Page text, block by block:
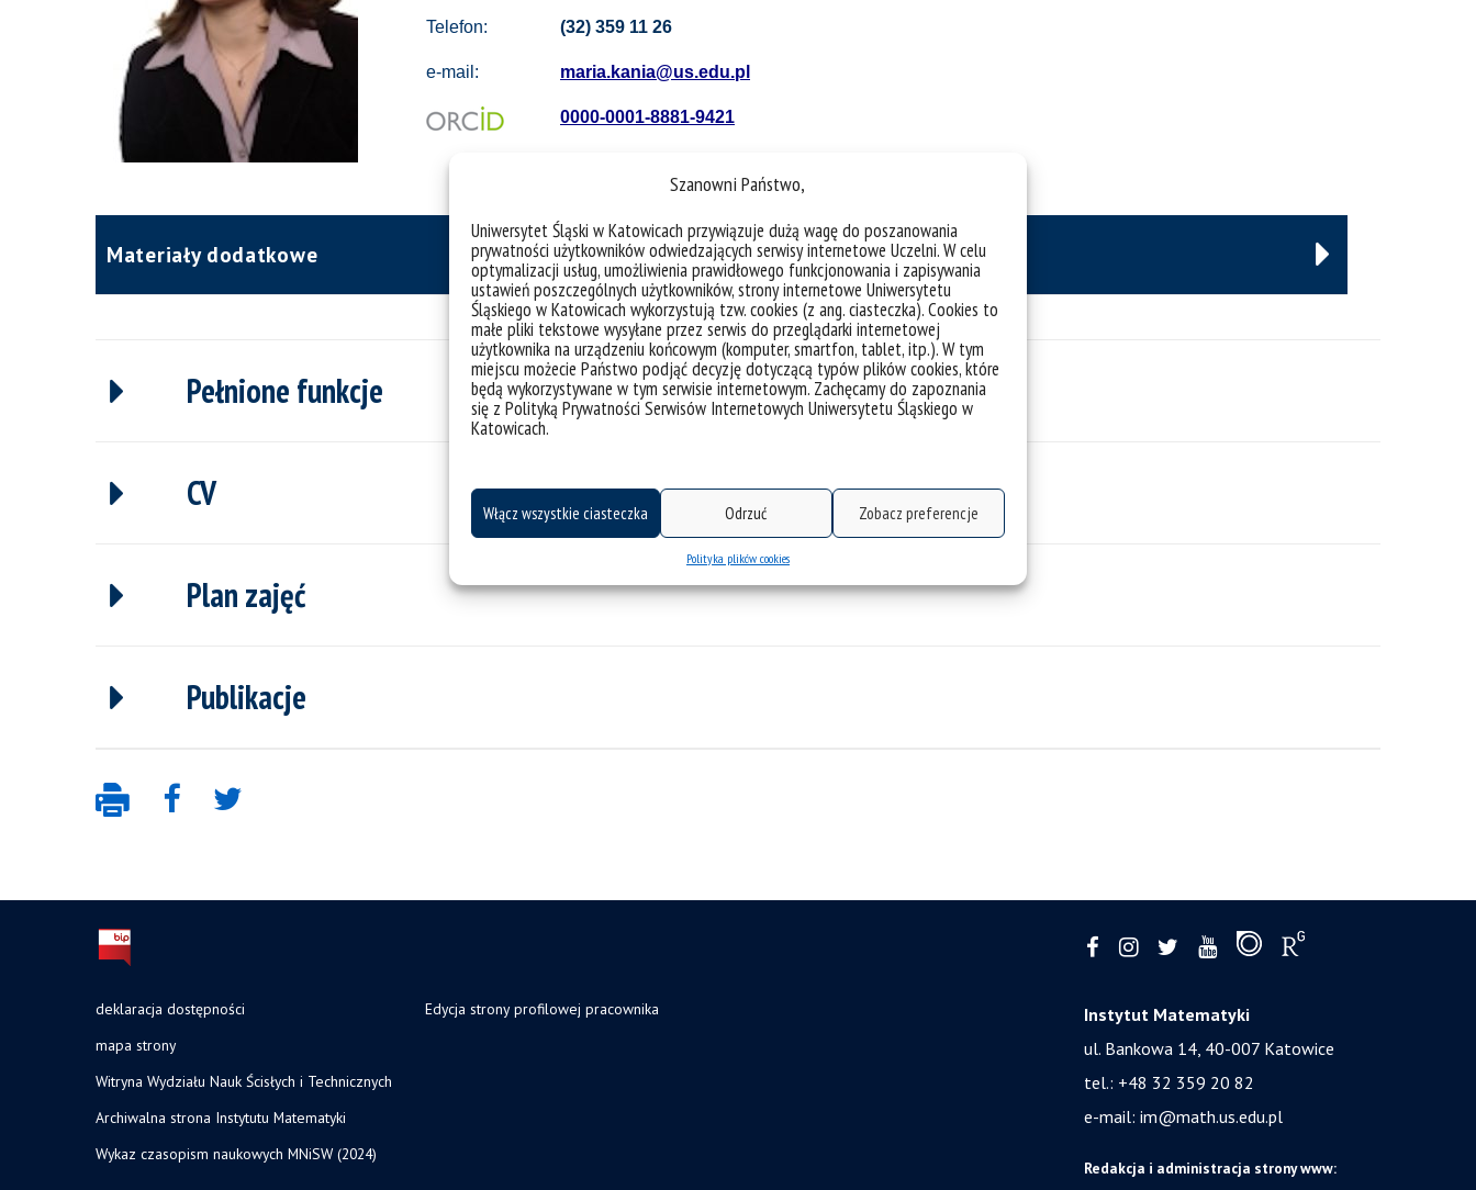
Szanowni Państwo,
Uniwersytet Śląski w Katowicach przywiązuje dużą wagę do poszanowania
prywatności użytkowników odwiedzających serwisy internetowe Uczelni. W celu
optymalizacji usług, umożliwienia prawidłowego funkcjonowania i zapisywania
ustawień poszczególnych użytkowników, strony internetowe Uniwersytetu
Śląskiego w Katowicach wykorzystują tzw. cookies (z ang. ciasteczka). Cookies to
małe pliki tekstowe wysyłane przez serwis do przeglądarki internetowej
użytkownika na urządzeniu końcowym (komputer, smartfon, tablet, itp.). W tym
miejscu możecie Państwo podjąć decyzję dotyczącą typów plików cookies, które
będą wykorzystywane w tym serwisie internetowym. Zachęcamy do zapoznania
się z Polityką Prywatności Serwisów Internetowych Uniwersytetu Śląskiego w
Katowicach.
Włącz wszystkie ciasteczka Odrzuć Zobacz preferencje
Polityka plików cookies
Telefon:
e-mail:
(32) 359 11 26
maria.kania@us.edu.pl
0000-0001-8881-9421
Materiały dodatkowe
Pełnione funkcje
CV
Plan zajęć
Publikacje
deklaracja dostępności
mapa strony
Witryna Wydziału Nauk Ścisłych i Technicznych
Archiwalna strona Instytutu Matematyki
Wykaz czasopism naukowych MNiSW (2024)
Edycja strony profilowej pracownika
Instytut Matematyki
ul. Bankowa 14, 40-007 Katowice
tel.: +48 32 359 20 82
e-mail: im@math.us.edu.pl
Redakcja i administracja strony www: